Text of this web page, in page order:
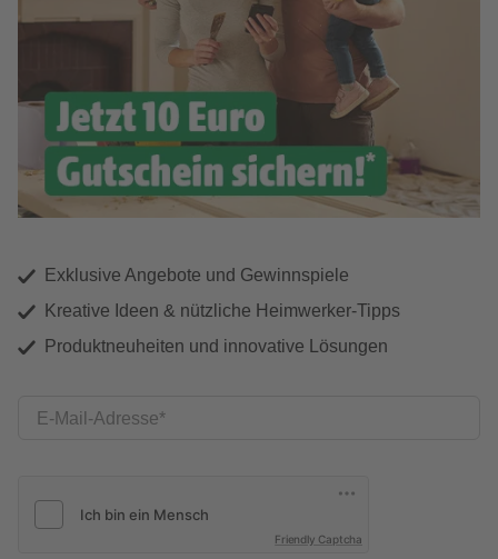
Exklusive Angebote und Gewinnspiele
Kreative Ideen & nützliche Heimwerker-Tipps
Produktneuheiten und innovative Lösungen
E-Mail-Adresse
Friendly Captcha